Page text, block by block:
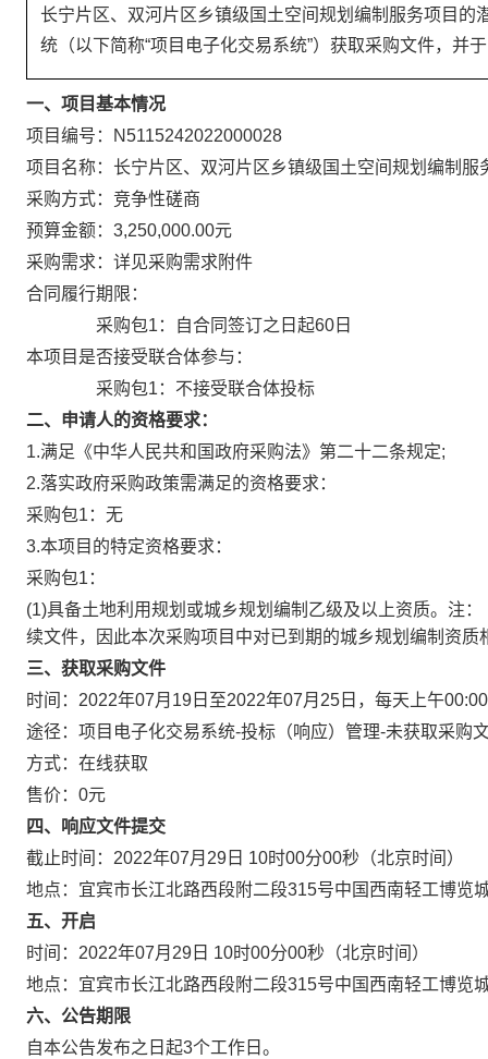
长宁片区、双河片区乡镇级国土空间规划编制服务项目 的
统（以下简称“项目电子化交易系统”）获取采购文件，并于
一、项目基本情况
项目编号：N5115242022000028
项目名称：长宁片区、双河片区乡镇级国土空间规划编制服
采购方式：竞争性磋商
预算金额：3,250,000.00元
采购需求：详见采购需求附件
合同履行期限：
采购包1：自合同签订之日起60日
本项目是否接受联合体参与：
采购包1：不接受联合体投标
二、申请人的资格要求：
1.满足《中华人民共和国政府采购法》第二十二条规定;
2.落实政府采购政策需满足的资格要求：
采购包1：无
3.本项目的特定资格要求：
采购包1：
(1)具备土地利用规划或城乡规划编制乙级及以上资质。注
续文件，因此本次采购项目中对已到期的城乡规划编制资质
三、获取采购文件
时间： 2022年07月19日 至2022年07月25日 ，每天上午
途径： 项目电子化交易系统-投标（响应）管理-未获取采购
方式： 在线获取
售价： 0元
四、响应文件提交
截止时间： 2022年07月29日 10时00分00秒 （北京时间）
地点： 宜宾市长江北路西段附二段315号中国西南轻工博览
五、开启
时间： 2022年07月29日 10时00分00秒 （北京时间）
地点： 宜宾市长江北路西段附二段315号中国西南轻工博览
六、公告期限
自本公告发布之日起3个工作日。